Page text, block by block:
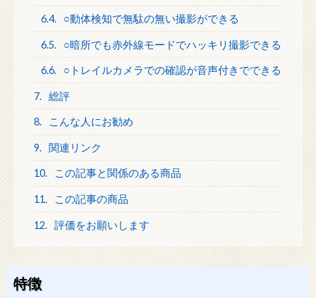
6.4. ○動体検知で無駄の無い撮影ができる
6.5. ○暗所でも赤外線モードでハッキリ撮影できる
6.6. ○トレイルカメラでの確認が音声付きでできる
7. 総評
8. こんな人にお勧め
9. 関連リンク
10. この記事と関係のある商品
11. この記事の商品
12. 評価をお願いします
特徴